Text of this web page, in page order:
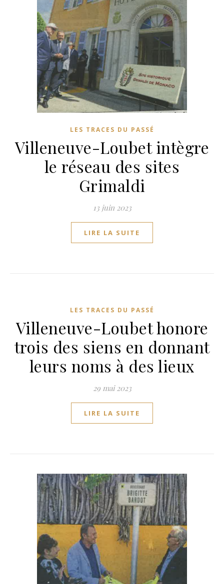
LES TRACES DU PASSÉ
Villeneuve-Loubet intègre
le réseau des sites
Grimaldi
13 juin 2023
LIRE LA SUITE
LES TRACES DU PASSÉ
Villeneuve-Loubet honore
trois des siens en donnant
leurs noms à des lieux
29 mai 2023
LIRE LA SUITE